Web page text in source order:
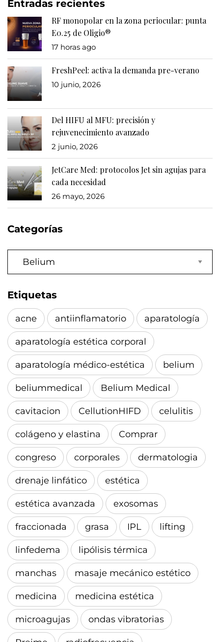
Entradas recientes
RF monopolar en la zona periocular: punta
E0.25 de Oligio®
17 horas ago
FreshPeel: activa la demanda pre-verano
10 junio, 2026
Del HIFU al MFU: precisión y
rejuvenecimiento avanzado
2 junio, 2026
JetCare Med: protocolos Jet sin agujas para
cada necesidad
26 mayo, 2026
Categorías
Categorías
Etiquetas
acne antiinflamatorio aparatología
aparatología estética corporal
aparatología médico-estética belium
beliummedical Belium Medical
cavitacion CellutionHIFD celulitis
colágeno y elastina Comprar
congreso corporales dermatologia
drenaje linfático estética
estética avanzada exosomas
fraccionada grasa IPL lifting
linfedema lipólisis térmica
manchas masaje mecánico estético
medicina medicina estética
microagujas ondas vibratorias